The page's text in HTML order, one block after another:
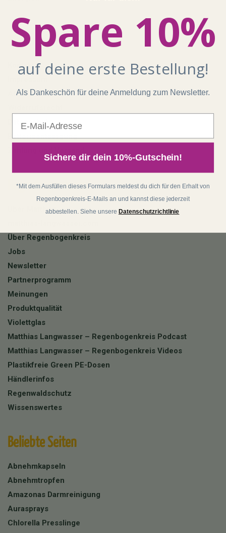
Shop
Kontakt
AGB
Datenschutz
Batterieentsorgung
Regenbogenkreis
Über Matthias
Über Regenbogenkreis
Jobs
Newsletter
Partnerprogramm
Meinungen
Produktqualität
Violettglas
Matthias Langwasser – Regenbogenkreis Podcast
Matthias Langwasser – Regenbogenkreis Videos
Plastikfreie Green PE-Dosen
Händlerinfos
Regenwaldschutz
Wissenswertes
Beliebte Seiten
Abnehmkapseln
Abnehmtropfen
Amazonas Darmreinigung
Aurasprays
Chlorella Presslinge
Spare 10%
auf deine erste Bestellung!
Als Dankeschön für deine Anmeldung zum Newsletter.
Sichere dir dein 10%-Gutschein!
*Mit dem Ausfüllen dieses Formulars meldest du dich für den Erhalt von
Regenbogenkreis-E-Mails an und kannst diese jederzeit
abbestellen. Siehe unsere Datenschutzrichtlinie